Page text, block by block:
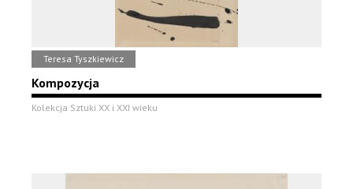
Teresa Tyszkiewicz
Kompozycja
Kolekcja Sztuki XX i XXI wieku